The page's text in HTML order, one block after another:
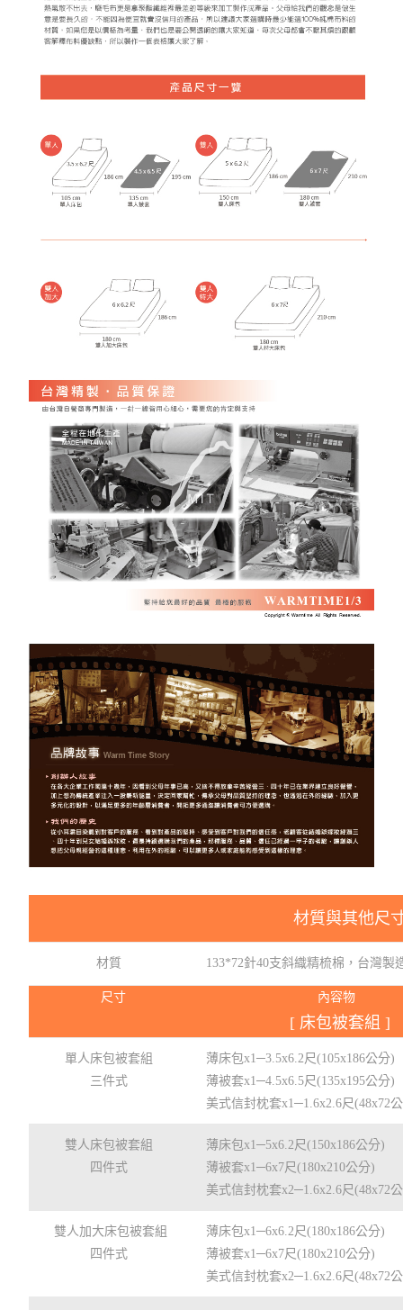
材質與其他尺
材質 133*72針40支斜織精梳棉，台灣製
尺寸 內容物
[ 床包被套組 ]
單人床包被套組
三件式
薄床包x1─3.5x6.2尺(105x186公分)
薄被套x1─4.5x6.5尺(135x195公分)
美式信封枕套x1─1.6x2.6尺(48x72
雙人床包被套組
四件式
薄床包x1─5x6.2尺(150x186公分)
薄被套x1─6x7尺(180x210公分)
美式信封枕套x2─1.6x2.6尺(48x72
雙人加大床包被套組
四件式
薄床包x1─6x6.2尺(180x186公分)
薄被套x1─6x7尺(180x210公分)
美式信封枕套x2─1.6x2.6尺(48x72